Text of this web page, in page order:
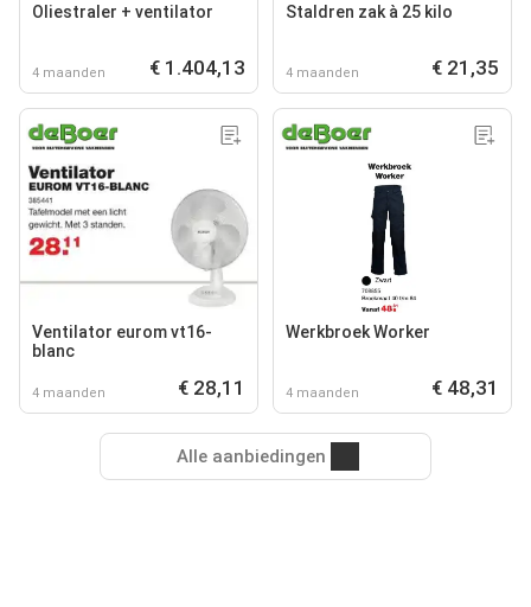
Oliestraler + ventilator
4 maanden € 1.404,13
Staldren zak à 25 kilo
4 maanden € 21,35
Ventilator eurom vt16-
blanc
4 maanden € 28,11
Werkbroek Worker
4 maanden € 48,31
Alle aanbiedingen